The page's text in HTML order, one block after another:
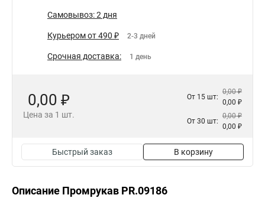
Самовывоз: 2 дня
Курьером от 490 ₽ 2-3 дней
Срочная доставка: 1 день
0,00 ₽
Цена за 1 шт.
От 15 шт:
0,00 ₽
0,00 ₽
От 30 шт:
0,00 ₽
0,00 ₽
Быстрый заказ В корзину
Описание Промрукав PR.09186